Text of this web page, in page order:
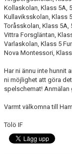
TÖLÖFONDEN
KIOSKEN
FOTBOLLSSKOLAN P/
SPONSORER /
ÖVRIGT
Kollaskolan, Klass 5A,
Kullaviksskolan, Klass
Toråsskolan, Klass 5A,
Vittra Forsgläntan,
Varlaskolan, Klass 5
Nova Montessori,
Har ni ännu inte hunnit
ni möjlighet att göra
spelschemat!
Varmt välkomna till
Tölö IF